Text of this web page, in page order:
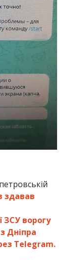
здавав
ЗСУ ворогу
Дніпра
Telegram.